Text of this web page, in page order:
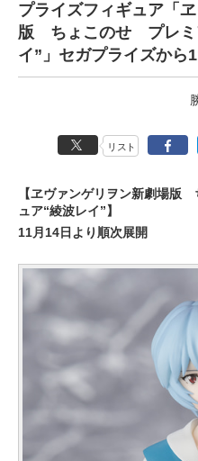
プライズフィギュア「
版 ちょこのせ プレミ
イ”」セガプライズから
リスト
【ヱヴァンゲリヲン新劇場
ュア“綾波レイ”】
11月14日より順次展開